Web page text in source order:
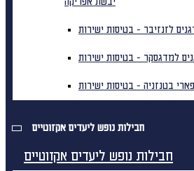
חבילות נופש ליעדים אקזוטיים
חבילות נופש ליעדים אקזוטיים